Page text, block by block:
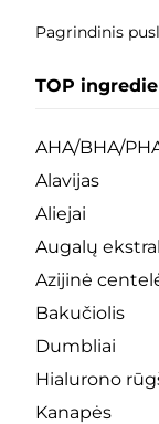
Pagrindinis
TOP
AHA/BHA/
Alavijas
Aliejai
Augalų
Azijinė
Bakučiolis
Dumbliai
Hialurono
Kanapės